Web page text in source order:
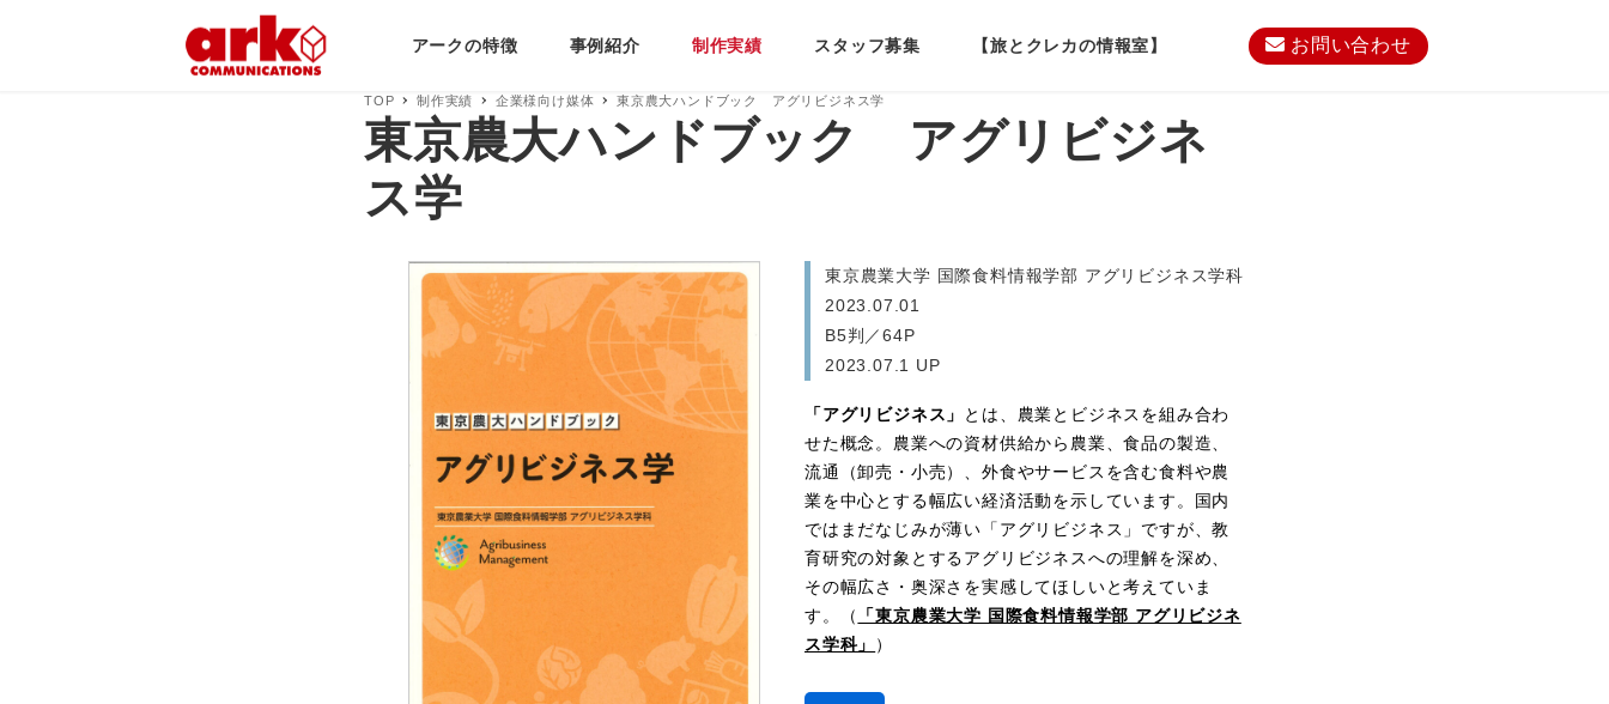
アークの特徴 事例紹介 制作実績 スタッフ募集 【旅とクレカの情報室】 お問い合わせ
TOP 制作実績 企業様向け媒体 東京農大ハンドブック アグリビジネス学
東京農大ハンドブック アグリビジネ
ス学
東京農業大学 国際食料情報学部 アグリビジネス学科
2023.07.01
B5判／64P
2023.07.1 UP
「アグリビジネス」
とは、農業とビジネスを組み合わ
せた概念。農業への資材供給から農業、食品の製造、
流通（卸売・小売）、外食やサービスを含む食料や農
業を中心とする幅広い経済活動を示しています。国内
ではまだなじみが薄い「アグリビジネス」ですが、教
育研究の対象とするアグリビジネスへの理解を深め、
その幅広さ・奥深さを実感してほしいと考えていま
す。（
「東京農業大学 国際食料情報学部 アグリビジネ
ス学科」
）